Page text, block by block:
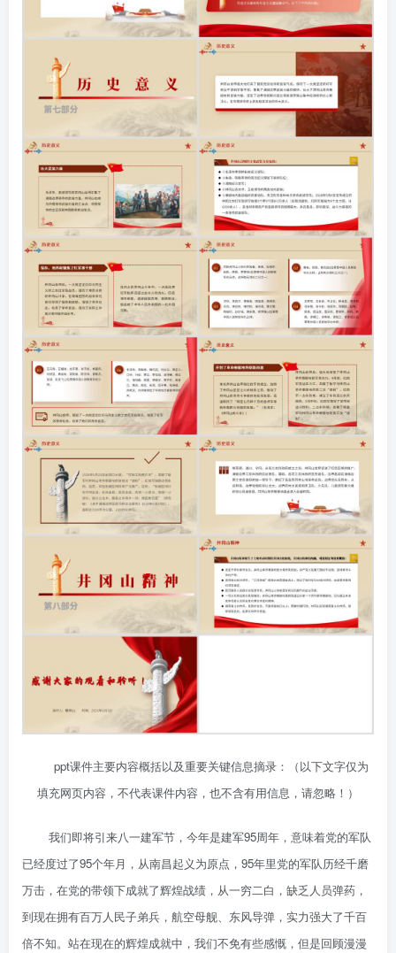
ppt课件主要内容概括以及重要关键信息摘录：（以下文字仅为
填充网页内容，不代表课件内容，也不含有用信息，请忽略！）
我们即将引来八一建军节，今年是建军95周年，意味着党的军队
已经度过了95个年月，从南昌起义为原点，95年里党的军队历经千磨
万击，在党的带领下成就了辉煌战绩，从一穷二白，缺乏人员弹药，
到现在拥有百万人民子弟兵，航空母舰、东风导弹，实力强大了千百
倍不知。站在现在的辉煌成就中，我们不免有些感慨，但是回顾漫漫